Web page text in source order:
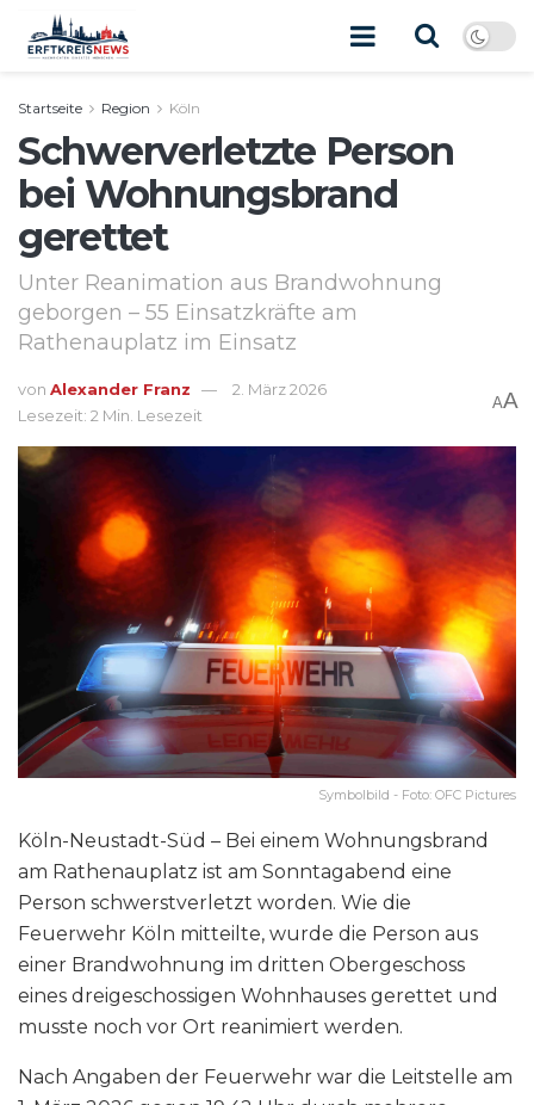
Startseite Region Köln
Schwerverletzte Person
bei Wohnungsbrand
gerettet
Unter Reanimation aus Brandwohnung
geborgen – 55 Einsatzkräfte am
Rathenauplatz im Einsatz
von Alexander Franz
2. März 2026
Lesezeit: 2 Min. Lesezeit
AA
Symbolbild - Foto: OFC Pictures
Köln-Neustadt-Süd – Bei einem Wohnungsbrand
am Rathenauplatz ist am Sonntagabend eine
Person schwerstverletzt worden. Wie die
Feuerwehr Köln mitteilte, wurde die Person aus
einer Brandwohnung im dritten Obergeschoss
eines dreigeschossigen Wohnhauses gerettet und
musste noch vor Ort reanimiert werden.
Nach Angaben der Feuerwehr war die Leitstelle am